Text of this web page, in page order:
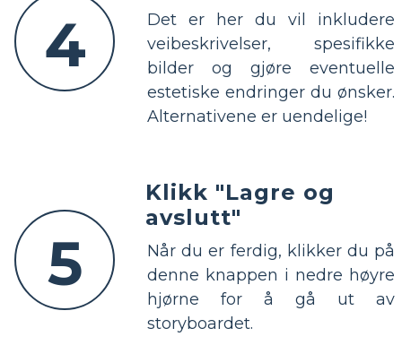
4
Det er her du vil inkludere
veibeskrivelser, spesifikke
bilder og gjøre eventuelle
estetiske endringer du ønsker.
Alternativene er uendelige!
5
Klikk "Lagre og
avslutt"
Når du er ferdig, klikker du på
denne knappen i nedre høyre
hjørne for å gå ut av
storyboardet.